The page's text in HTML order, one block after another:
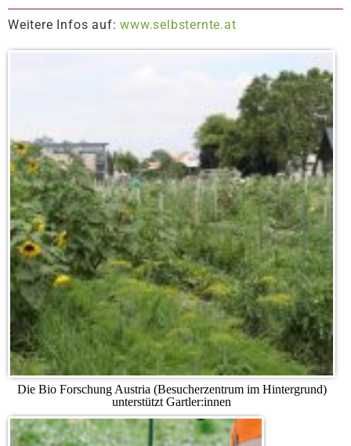
Weitere Infos auf:www.selbsternte.at
Die Bio Forschung Austria (Besucherzentrum im Hintergrund)
unterstützt Gartler:innen